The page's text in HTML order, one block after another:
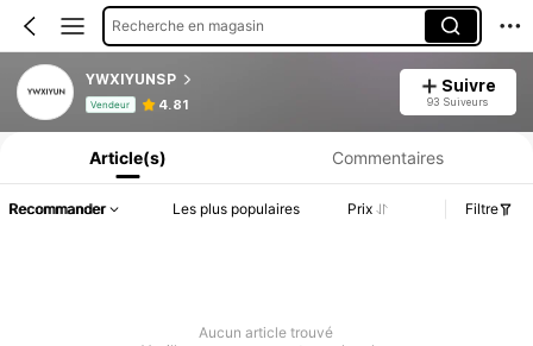
Recherche en magasin
YWXIYUNSP
Vendeur 4.81
Suivre
93 Suiveurs
Informations produit : Divulgation des prix, détails sur les ventes et le stock.
Article(s) Commentaires
Recommander Les plus populaires Prix Filtre
Aucun article trouvé